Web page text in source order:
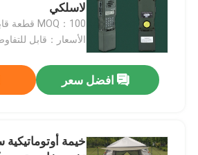
لاسلكي
MOQ：100 قطعة قابل للتفاوض
الأسعار：قابل
افضل سعر
خيمة